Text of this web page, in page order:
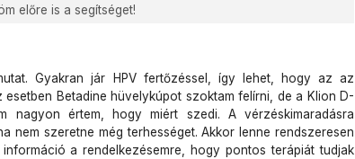
előre is a segítséget!
Gyakran jár HPV fertőzéssel, így lehet, hogy az az
Betadine hüvelykúpot szoktam felírni, de a Klion D-
nagyon értem, hogy miért szedi. A vérzéskimaradásra
nem szeretne még terhességet. Akkor lenne rendszeresen
a rendelkezésemre, hogy pontos terápiát tudjak